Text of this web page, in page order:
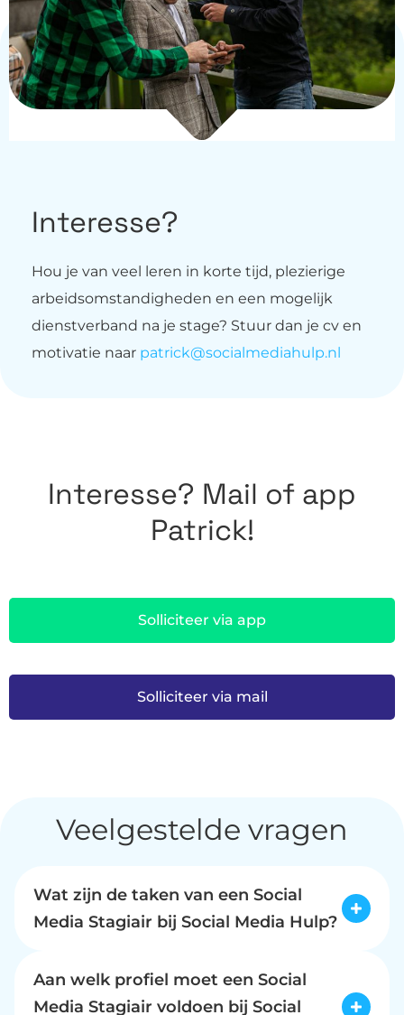
Interesse?
Hou je van veel leren in korte tijd, plezierige
arbeidsomstandigheden en een mogelijk
dienstverband na je stage? Stuur dan je cv en
motivatie naar patrick@socialmediahulp.nl
Interesse? Mail of app
Patrick!
Solliciteer via app
Solliciteer via mail
Veelgestelde vragen
Wat zijn de taken van een Social
Media Stagiair bij Social Media Hulp?
begin je met intensieve begeleiding van onze
experts. De eerste maanden leer je de fijne
Aan welk profiel moet een Social
Media Stagiair voldoen bij Social